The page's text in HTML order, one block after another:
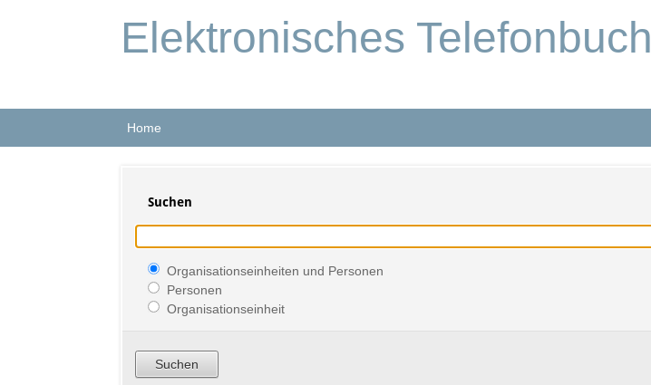
Elektronisches Telefonbuch
Home
Suchen
Organisationseinheiten und Personen
Personen
Organisationseinheit